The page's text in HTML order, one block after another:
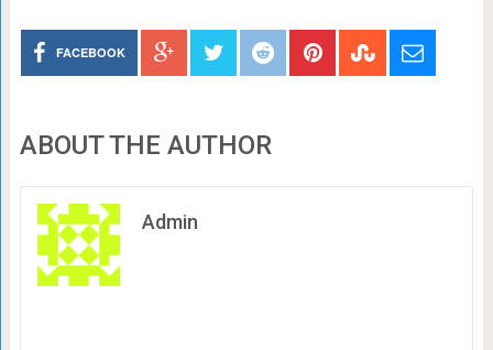
FACEBOOK
ABOUT THE AUTHOR
Admin